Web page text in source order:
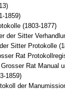
1859)
(1803-1877)
der Sitter
Sitter Protokolle
Rat
Rat Manual
1859)
der